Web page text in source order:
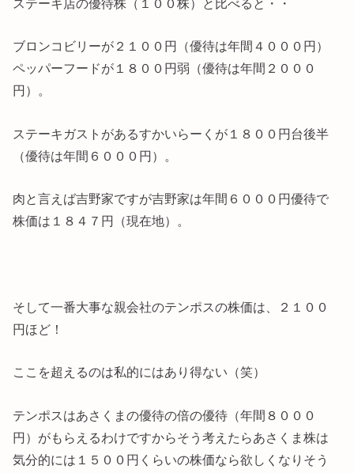
ステーキ店の優待株（１００株）と比べると・・
ブロンコビリーが２１００円（優待は年間４０００円）
ペッパーフードが１８００円弱（優待は年間２０００
円）。
ステーキガストがあるすかいらーくが１８００円台後半
（優待は年間６０００円）。
肉と言えば吉野家ですが吉野家は年間６０００円優待で
株価は１８４７円（現在地）。
そして一番大事な親会社のテンポスの株価は、２１００
円ほど！
ここを超えるのは私的にはあり得ない（笑）
テンポスはあさくまの優待の倍の優待（年間８０００
円）がもらえるわけですからそう考えたらあさくま株は
気分的には１５００円くらいの株価なら欲しくなりそう